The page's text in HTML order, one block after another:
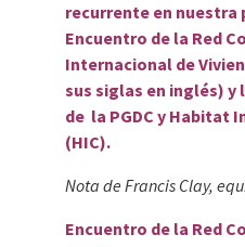
recurrente en nuestra
Encuentro de la Red
Internacional de
sus siglas en inglés) y
de la PGDC y Habitat
(HIC).
Nota de Francis Clay,
Encuentro de la Red